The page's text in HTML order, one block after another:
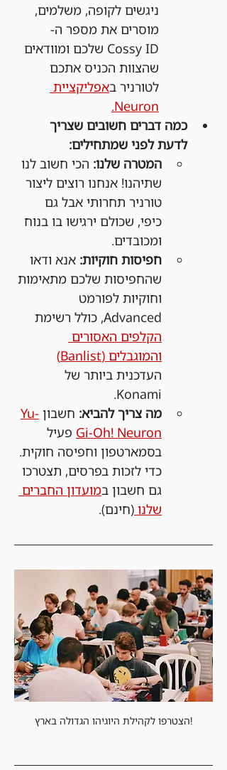
ניגשים לקופה, משלמים,
מוסרים את מספר ה-
Cossy ID שלכם ומוודאים
שהצוות הכניס אתכם
לטורניר באפליקציית
Neuron.
כמה דברים חשובים שצריך
לדעת לפני שמתחילים:
המטרה שלנו: הכי חשוב לנו
שתיהנו! אנחנו רוצים ליצור
טורניר תחרותי אבל גם
כיפי, שכולם ירגישו בו בנוח
ומכובדים.
חפיסות חוקיות: אנא ודאו
שהחפיסות שלכם מתאימות
וחוקיות לפורמט
Advanced, כולל רשימת
הקלפים האסורים
והמוגבלים (Banlist)
העדכנית ביותר של
Konami.
מה צריך להביא: חשבון Yu-
Gi-Oh! Neuron פעיל
בסמארטפון וחפיסה חוקית.
כדי לזכות בפרסים, תצטרכו
גם חשבון במועדון החברים
שלנו (חינם).
הצטרפו לקהילת היוגיהו הגדולה בארץ!